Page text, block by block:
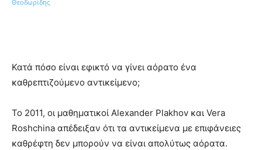
Κατά πόσο είναι εφικτό να γίνει αόρατο ένα
καθρεπτιζούμενο αντικείμενο;
Το 2011, οι μαθηματικοί Alexander Plakhov και Vera
Roshchina απέδειξαν ότι τα αντικείμενα με επιφάνειες
καθρέφτη δεν μπορούν να είναι απολύτως αόρατα.